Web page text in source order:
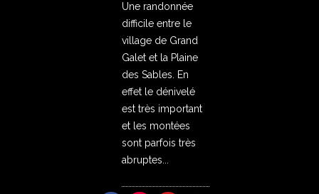
Une randonnée
difficile entre le
village de Grand
Galet et la Plaine
des Sables. En
effet le dénivelé
est très important
et les montées
sont parfois très
abruptes...